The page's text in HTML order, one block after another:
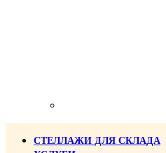
СТЕЛЛАЖИ ДЛЯ СКЛАДА